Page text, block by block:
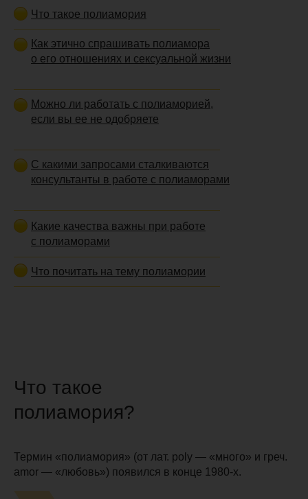
Что такое полиамория
Как этично спрашивать полиамора
о его отношениях и сексуальной жизни
Можно ли работать с полиаморией,
если вы ее не одобряете
С какими запросами сталкиваются
консультанты в работе с полиаморами
Какие качества важны при работе
с полиаморами
Что почитать на тему полиамории
Что такое
полиамория?
Термин «полиамория» (от лат. poly — «много» и греч.
amor — «любовь») появился в конце 1980-х.